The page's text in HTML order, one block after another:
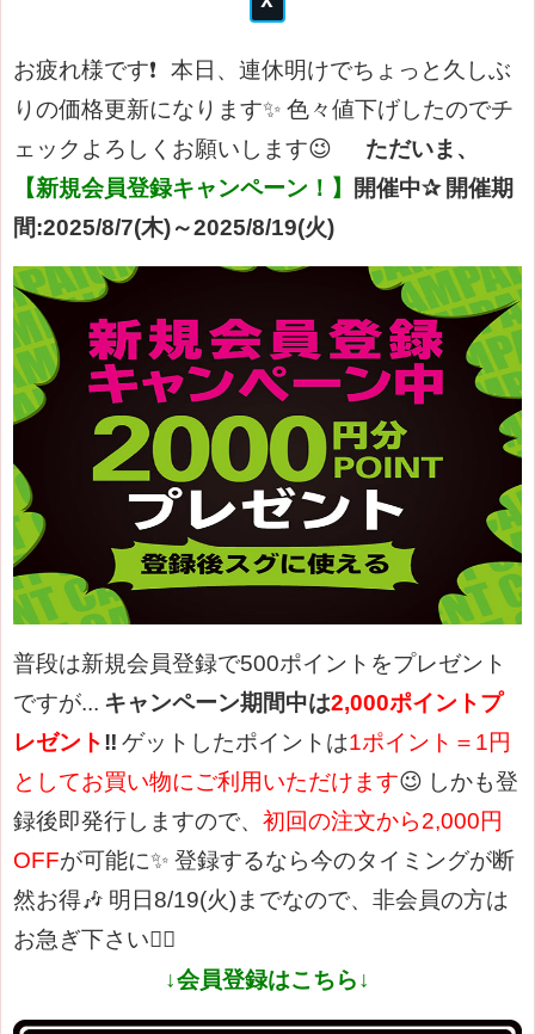
お疲れ様です❗
本日、連休明けでちょっと久しぶ
りの価格更新になります✨ 色々値下げしたのでチ
ェックよろしくお願いします😉
ただいま、
【新規会員登録キャンペーン！】
開催中✰ 開催期
間:2025/8/7(木)～2025/8/19(火)
普段は新規会員登録で500ポイントをプレゼント
ですが... キャンペーン期間中は2,000ポイントプ
レゼント‼️ ゲットしたポイントは1ポイント＝1円
としてお買い物にご利用いただけます😉 しかも登
録後即発行しますので、 初回の注文から2,000円
OFFが可能に✨ 登録するなら今のタイミングが断
然お得🎶 明日8/19(火)までなので、非会員の方は
お急ぎ下さい🏄‍♀️
↓会員登録はこちら↓